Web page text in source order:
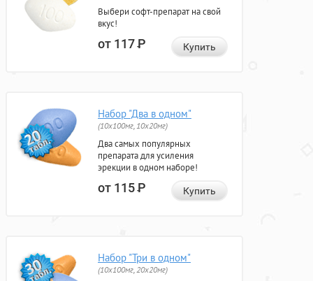
Выбери софт-препарат на свой
вкус!
от 117Р Купить
Набор "Два в одном"
(10x100мг, 10x20мг)
Два самых популярных
препарата для усиления
эрекции в одном наборе!
от 115Р Купить
Набор "Три в одном"
(10x100мг, 20x20мг)